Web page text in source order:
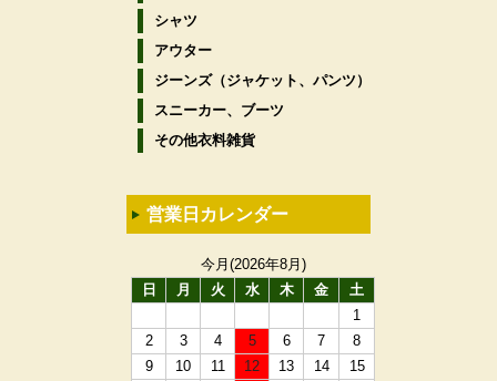
シャツ
アウター
ジーンズ（ジャケット、パンツ）
スニーカー、ブーツ
その他衣料雑貨
営業日カレンダー
今月(2026年8月)
日
月 火 水 木 金
土
1
2
3 4 5 6 7
8
9
10 11 12 13 14
15